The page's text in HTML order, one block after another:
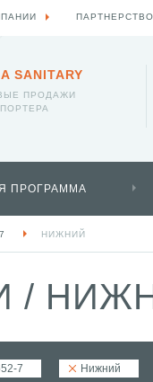
SANITARY
ПРОДАЖИ
ПРОГРАММА
НИЖНИЙ
/
7 Нижний
ПАРТНЕРСТВО